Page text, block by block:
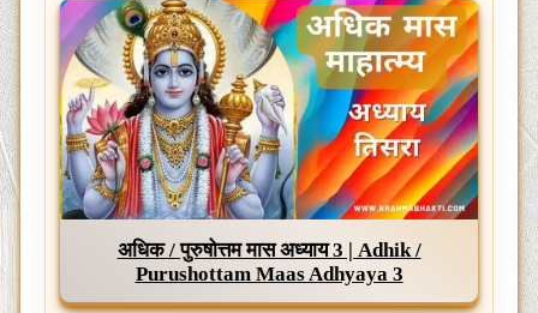
अधिक / पुरुषोत्तम मास अध्याय 3 | Adhik /
Purushottam Maas Adhyaya 3